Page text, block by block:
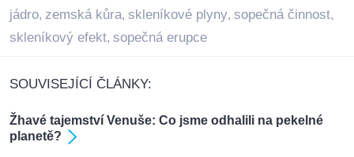
jádro, zemská kůra, skleníkové plyny, sopečná činnost,
skleníkový efekt, sopečná erupce
SOUVISEJÍCÍ ČLÁNKY:
Žhavé tajemství Venuše: Co jsme odhalili na pekelné
planetě?